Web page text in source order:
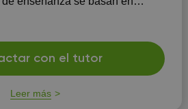
de una ...
con el tutor
Leer más